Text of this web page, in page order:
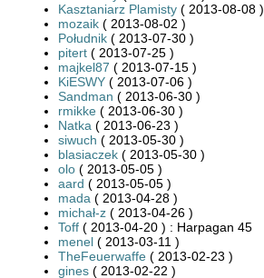
Kasztaniarz Plamisty ( 2013-08-08 )
mozaik ( 2013-08-02 )
Południk ( 2013-07-30 )
pitert ( 2013-07-25 )
majkel87 ( 2013-07-15 )
KiESWY ( 2013-07-06 )
Sandman ( 2013-06-30 )
rmikke ( 2013-06-30 )
Natka ( 2013-06-23 )
siwuch ( 2013-05-30 )
blasiaczek ( 2013-05-30 )
olo ( 2013-05-05 )
aard ( 2013-05-05 )
mada ( 2013-04-28 )
michał-z ( 2013-04-26 )
Toff ( 2013-04-20 ) : Harpagan 45
menel ( 2013-03-11 )
TheFeuerwaffe ( 2013-02-23 )
gines ( 2013-02-22 )